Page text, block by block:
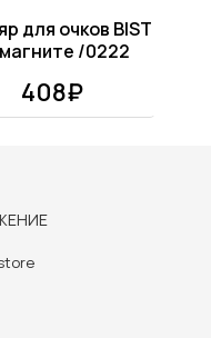
для очков BIST
/0222
408₽